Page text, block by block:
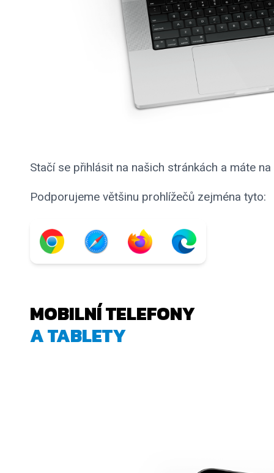
Stačí se přihlásit na našich stránkách a máte
Podporujeme většinu prohlížečů zejména tyto:
MOBILNÍ TELEFONY
A TABLETY